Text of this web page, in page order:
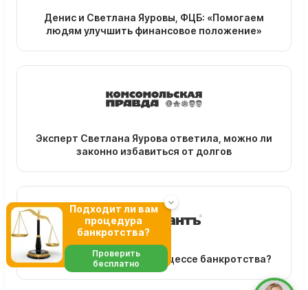
Денис и Светлана Яуровы, ФЦБ: «Помогаем
людям улучшить финансовое положение»
Эксперт Светлана Яурова ответила, можно ли
законно избавиться от долгов
Зачем нужен юрист в процессе банкротства?
Подходит ли вам
процедура
банкротства?
Проверить
бесплатно